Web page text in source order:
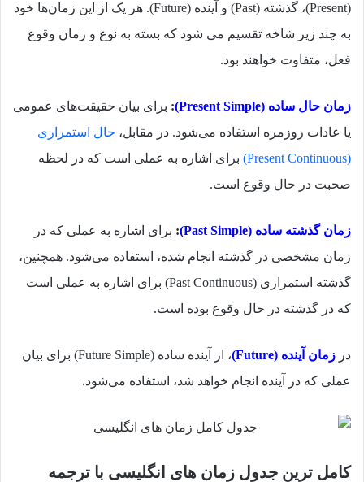
(Present)، گذشته (Past) و آینده (Future). هر یک از این زمان‌ها خود
به چند زیر شاخه تقسیم می‌ شود که بسته به نوع و زمان وقوع
فعل، متفاوت خواهند بود.
زمان حال ساده (Present Simple) : برای بیان حقیقت‌های عمومی
یا عادات روزمره استفاده می‌شود. در مقابل، حال استمراری
(Present Continuous)
برای اشاره به عملی است که در لحظه
صحبت در حال وقوع است.
زمان گذشته ساده (Past Simple) : برای اشاره به عملی که در
زمان مشخصی در گذشته انجام شده، استفاده می‌شود. همچنین،
گذشته استمراری (Past Continuous) برای اشاره به عملی است
که در گذشته در حال وقوع بوده است.
در زمان آینده (Future)
، از آینده ساده (Future Simple) برای بیان
عملی که در آینده انجام خواهد شد، استفاده می‌شود.
کامل ترین جدول زمان‌ های انگلیسی با ترجمه